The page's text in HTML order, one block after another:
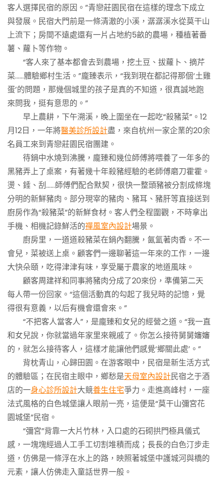
客人選擇民宿的原因。”青戀莊園民宿在這樣的理念下成立
與發展。民宿大門前是一條清澈的小溪，潺潺溪水從莫干山
上流下；房間不遠處還有一片占地約5畝的農場，種植著番
薯、蘿卜等作物。
“客人來了基本都會去到農場，挖土豆、拔蘿卜、摘芹
菜……體驗鄉村生活。”龐臻表示，“我到現在都記得那個‘土雞
蛋’的問題，那幾個城里的孩子是真的不知道，很真誠地跑
來問我，挺有意思的。”
早上農耕，下午溯溪，晚上圍坐在一起吃“殺豬菜”。12
月12日，一年將醫美診所設計盡，來自杭州一家企業的20余
名員工來到青戀莊園民宿團建。
待鍋中水燒到沸騰，龐臻和幾位師傅將喂養了一年多的
黑豬弄上了桌案，有著幾十年殺豬經驗的老師傅磨刀霍霍。
燙、錘、刮……師傅們配合默契，很快一整頭豬被分割成條塊
分明的新鮮豬肉。部分現宰的豬肉、豬耳、豬肝等直接送到
廚房作為“殺豬菜”的新鮮食材。客人們全程圍觀，不時拿出
手機、相機記錄鮮活的禪風室內設計場景。
廚房里，一道道殺豬菜在鍋內翻騰，氤氳著肉香。不一
會兒，菜被送上桌。顧客們一邊聊著這一年來的工作，一邊
大快朵頤，吃得津津有味，享受屬于農家的地道風味。
顧客周建祥和同事將豬肉分成了20來份，準備第二天
每人帶一份回家。“這個活動真的勾起了我兒時的記憶，覺
得很有意義，以后有機會還會來。”
“不把客人當客人”，是龐臻和女兒的經營之道。“我一直
和女兒說，你就當過年家里來親戚了。你怎么接待舅舅嬸嬸
的，就怎么接待客人，這樣才能讓他們感覺‘鄉關此處’。”
背枕青山，心歸田園。在游客眼中，民宿是新生活方式
的體驗區；在民宿主眼中，鄉愁是天母室內設計民宿之于酒
店的一身心診所設計大競養生住宅爭力。走進高峰村，一座
法式風格的白色城堡讓人眼前一亮，這便是“莫干山彌宮花
園城堡”民宿。
“彌宮”背靠一大片竹林，入口處的石砌拱門極具儀式
感，一塊塊經過人工手工切割堆積而成；長長的白色汀步走
道，仿佛是一條浮在水上的路，映照著城堡中護城河與橋的
元素，讓人仿佛走入童話世界一般。